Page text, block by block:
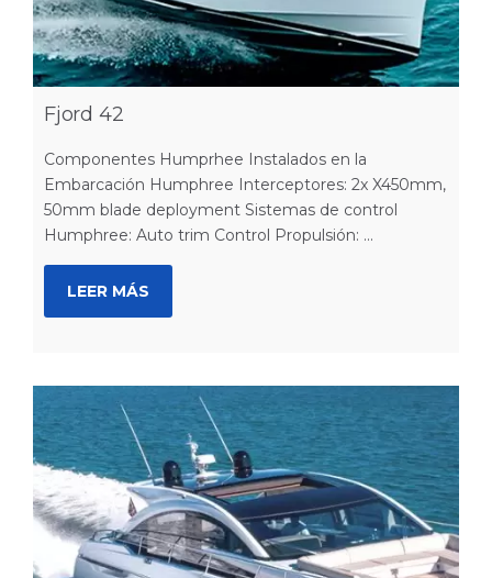
Fjord 42
Componentes Humprhee Instalados en la
Embarcación Humphree Interceptores: 2x X450mm,
50mm blade deployment Sistemas de control
Humphree: Auto trim Control Propulsión: ...
LEER MÁS